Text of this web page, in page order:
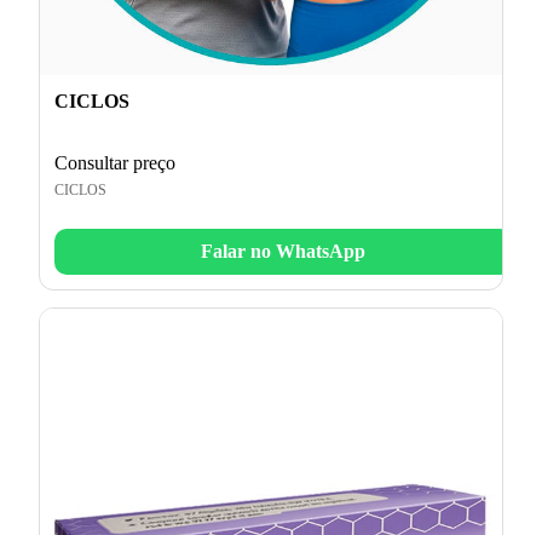
CICLOS
Consultar preço
CICLOS
Falar no WhatsApp